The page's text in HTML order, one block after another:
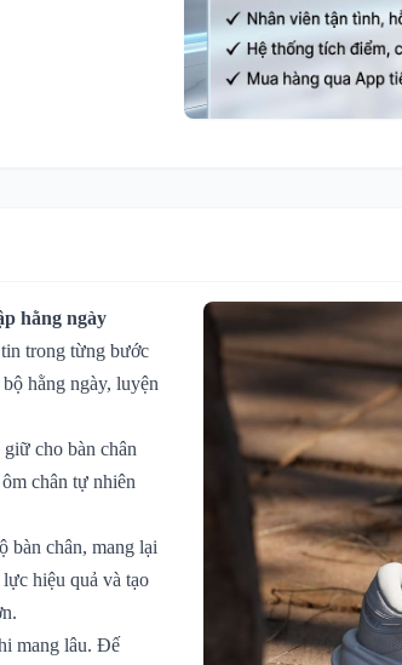
hằng ngày
trong từng bước
hằng ngày, luyện
cho bàn chân
chân tự nhiên
bàn chân, mang lại
hiệu quả và tạo
mang lâu. Đế